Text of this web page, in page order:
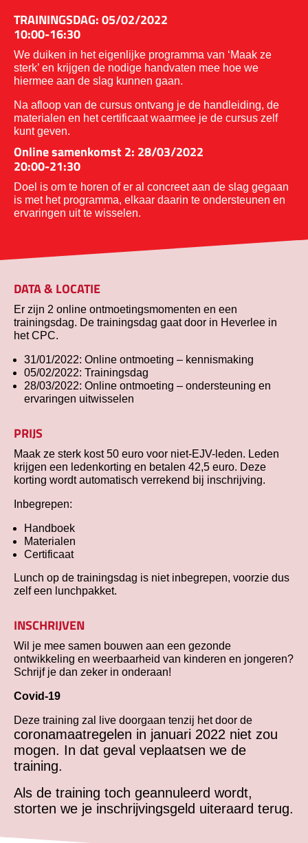
TRAININGSDAG: 05/02/2022
10:00-16:30
We duiken in het eigenlijke programma van ‘Maak ze
sterk’ en krijgen de nodige handvaten mee hoe we
hiermee aan de slag kunnen gaan.
Na afloop van de cursus ontvang je de handleiding, de
materialen en het certificaat waarmee je de cursus zelf
kunt geven.
Online samenkomst 2: 28/03/2022
20:00-21:30
Doel is om te horen of er al concreet aan de slag gegaan
is met het programma, elkaar daarin te ondersteunen en
ervaringen uit te wisselen.
DATA & LOCATIE
Er zijn 2 online ontmoetingsmomenten en een
trainingsdag. De trainingsdag gaat door in Heverlee in
het CPC.
31/01/2022: Online ontmoeting – kennismaking
05/02/2022: Trainingsdag
28/03/2022: Online ontmoeting – ondersteuning en
ervaringen uitwisselen
PRIJS
Maak ze sterk kost 50 euro voor niet-EJV-leden. Leden
krijgen een ledenkorting en betalen 42,5 euro. Deze
korting wordt automatisch verrekend bij inschrijving.
Inbegrepen:
Handboek
Materialen
Certificaat
Lunch op de trainingsdag is niet inbegrepen, voorzie dus
zelf een lunchpakket.
INSCHRIJVEN
Wil je mee samen bouwen aan een gezonde
ontwikkeling en weerbaarheid van kinderen en jongeren?
Schrijf je dan zeker in onderaan!
Covid-19
Deze training zal live doorgaan tenzij het door de
coronamaatregelen in januari 2022 niet zou
mogen. In dat geval veplaatsen we de
training.
Als de training toch geannuleerd wordt,
storten we je inschrijvingsgeld uiteraard terug.